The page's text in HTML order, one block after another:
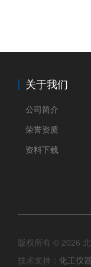
关于我们
公司简介
荣誉资质
资料下载
版权所有 © 2026
技术支持： 化工仪